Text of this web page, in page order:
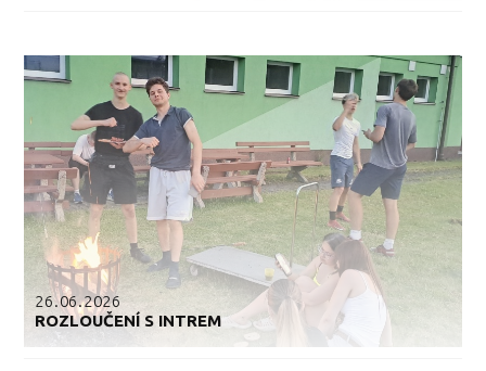
26.06.2026
ROZLOUČENÍ S INTREM